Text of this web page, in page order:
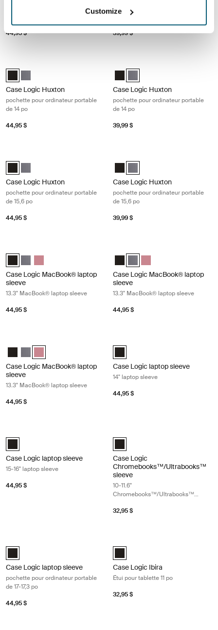
Customize
pochette pour ordinateur portable
44,95 $
pochette pour ordinateur portable
de 13,3 po
39,99 $
Case Logic Huxton 14" Laptop Sleeve Noir (selected)
Case Logic Huxton 14" Laptop Sleeve Grahite
Case Logic Huxton
pochette pour ordinateur portable
de 14 po
44,95 $
Case Logic Huxton 14" Laptop
Case Logic Huxton 14"
Case Logic Huxton
pochette pour ordinateur portable
de 14 po
39,99 $
Case Logic Huxton 15.6" Laptop Sleeve Noir (selected)
Case Logic Huxton 15.6" Laptop Sleeve Grahite
Case Logic Huxton
pochette pour ordinateur portable
de 15,6 po
44,95 $
Case Logic Huxton 15.6" Laptop
Case Logic Huxton 15.6"
Case Logic Huxton
pochette pour ordinateur portable
de 15,6 po
39,99 $
Case Logic 13.3" Laptop and MacBook Sleeve Noir (selected)
Case Logic 13.3" Laptop and MacBook Sleeve Grahite
Case Logic 13.3" Laptop and MacBook Sleeve Heather rose
Case Logic MacBook® laptop
sleeve
13.3" MacBook® laptop sleeve
44,95 $
Case Logic 13.3" Laptop and
Case Logic 13.3" Laptop and
Case Logic 13.3"
Case Logic MacBook® laptop
sleeve
13.3" MacBook® laptop sleeve
44,95 $
Case Logic 13.3" Laptop and MacBook Sleeve Noir
Case Logic 13.3" Laptop and MacBook Sleeve Grahite
Case Logic 13.3" Laptop and MacBook Sleeve Heather rose
Case Logic MacBook® laptop
sleeve
13.3" MacBook® laptop sleeve
44,95 $
Case Logic 14" laptop sleeve Noir
Case Logic laptop sleeve
14" laptop sleeve
44,95 $
Case Logic 15-16" Laptop Sleeve Noir (selected)
Case Logic laptop sleeve
15-16" laptop sleeve
44,95 $
Case Logic 10-11.6"
Case Logic
Chromebooks™/Ultrabooks™
sleeve
10-11.6"
Chromebooks™/Ultrabooks™
32,95 $
Case Logic 17-17.3" Laptop Sleeve Noir (selected)
Case Logic laptop sleeve
pochette pour ordinateur portable
de 17-17,3 po
44,95 $
Case Logic Ibira Laptop Sleeve
Case Logic Ibira
Étui pour tablette 11 po
32,95 $